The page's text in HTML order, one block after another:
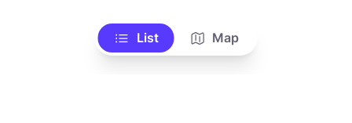
List Map